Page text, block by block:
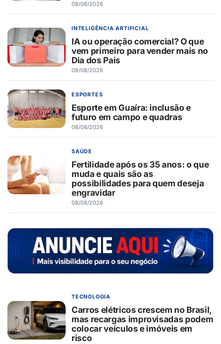
08/08/2026
INTELIGÊNCIA ARTIFICIAL
IA ou operação comercial? O que
vem primeiro para vender mais no
Dia dos Pais
08/08/2026
ESPORTES
Esporte em Guaíra: inclusão e
futuro em campo e quadras
08/08/2026
SAÚDE
Fertilidade após os 35 anos: o que
muda e quais são as
possibilidades para quem deseja
engravidar
08/08/2026
TECNOLOGIA
Carros elétricos crescem no Brasil,
mas recargas improvisadas podem
colocar veículos e imóveis em
risco